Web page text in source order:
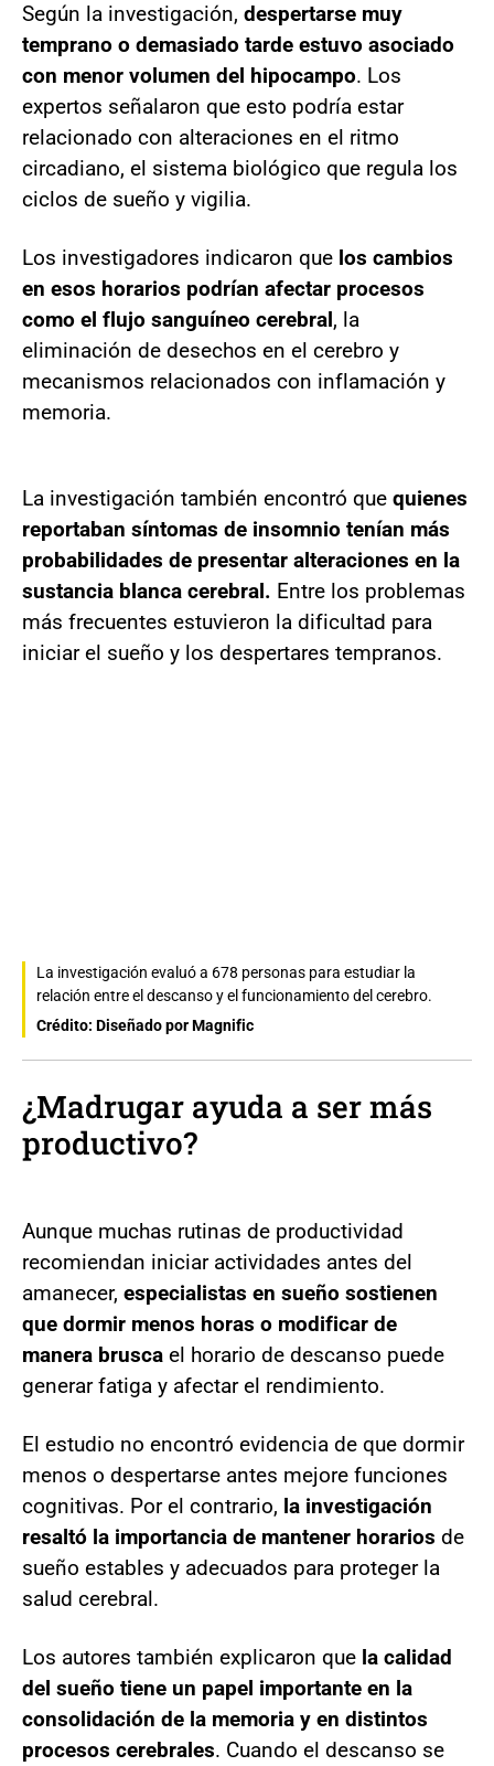
Según la investigación, despertarse muy
temprano o demasiado tarde estuvo asociado
con menor volumen del hipocampo. Los
expertos señalaron que esto podría estar
relacionado con alteraciones en el ritmo
circadiano, el sistema biológico que regula los
ciclos de sueño y vigilia.
Los investigadores indicaron que los cambios
en esos horarios podrían afectar procesos
como el flujo sanguíneo cerebral, la
eliminación de desechos en el cerebro y
mecanismos relacionados con inflamación y
memoria.
La investigación también encontró que quienes
reportaban síntomas de insomnio tenían más
probabilidades de presentar alteraciones en la
sustancia blanca cerebral. Entre los problemas
más frecuentes estuvieron la dificultad para
iniciar el sueño y los despertares tempranos.
La investigación evaluó a 678 personas para estudiar la
relación entre el descanso y el funcionamiento del cerebro.
Crédito: Diseñado por Magnific
¿Madrugar ayuda a ser más
productivo?
Aunque muchas rutinas de productividad
recomiendan iniciar actividades antes del
amanecer, especialistas en sueño sostienen
que dormir menos horas o modificar de
manera brusca el horario de descanso puede
generar fatiga y afectar el rendimiento.
El estudio no encontró evidencia de que dormir
menos o despertarse antes mejore funciones
cognitivas. Por el contrario, la investigación
resaltó la importancia de mantener horarios de
sueño estables y adecuados para proteger la
salud cerebral.
Los autores también explicaron que la calidad
del sueño tiene un papel importante en la
consolidación de la memoria y en distintos
procesos cerebrales. Cuando el descanso se